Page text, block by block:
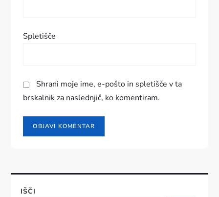
a
Spletišče
Shrani moje ime, e-pošto in spletišče v ta
brskalnik za naslednjič, ko komentiram.
IŠČI